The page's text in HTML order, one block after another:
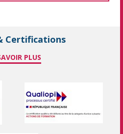
Certifications
PLUS